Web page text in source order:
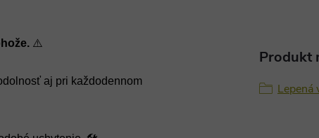
⚠️
aj pri každodennom
Produkt
Lepená